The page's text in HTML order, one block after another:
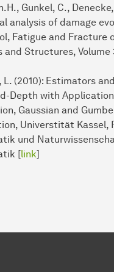
Gunkel, C.,
analysis of damage
Fatigue and Fracture
and Structures, Volume
L. (2010): Estimators
Depth with
Gaussian and
Universtität Kassel,
und
[link]